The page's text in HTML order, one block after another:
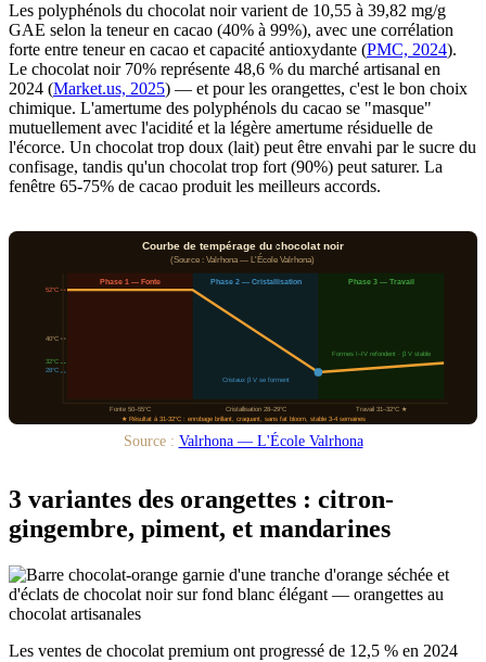
Les polyphénols du chocolat noir varient de 10,55 à 39,82 mg/g
GAE selon la teneur en cacao (40% à 99%), avec une corrélation
forte entre teneur en cacao et capacité antioxydante (PMC, 2024).
Le chocolat noir 70% représente 48,6 % du marché artisanal en
2024 (Market.us, 2025) — et pour les orangettes, c'est le bon choix
chimique. L'amertume des polyphénols du cacao se "masque"
mutuellement avec l'acidité et la légère amertume résiduelle de
l'écorce. Un chocolat trop doux (lait) peut être envahi par le sucre du
confisage, tandis qu'un chocolat trop fort (90%) peut saturer. La
fenêtre 65-75% de cacao produit les meilleurs accords.
Courbe de tempérage du chocolat noir
(Source : Valrhona — L'École Valrhona)
Phase 1 — Fonte Phase 2 — Cristallisation
Phase 3 — Travail
52°C
40°C
28°C
32°C
Fonte 50–55°C Cristallisation 28–29°C Travail 31–32°C ★
Cristaux β V se forment
Formes I–IV refondent · β V stable
★ Résultat à 31-32°C : enrobage brillant, craquant, sans fat bloom, stable 3-4 semaines
Source : Valrhona — L'École Valrhona
3 variantes des orangettes : citron-
gingembre, piment, et mandarines
Les ventes de chocolat premium ont progressé de 12,5 % en 2024